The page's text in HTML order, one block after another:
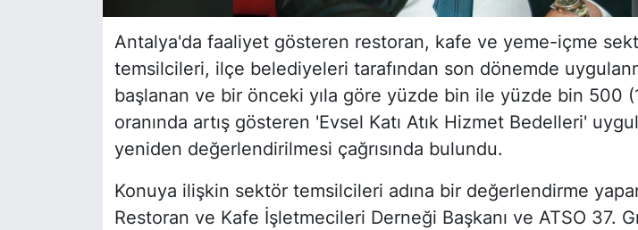
Antalya'da faaliyet gösteren restoran, kafe ve yeme-içme
temsilcileri, ilçe belediyeleri tarafından son dönemde
başlanan ve bir önceki yıla göre yüzde bin ile yüzde bin 500
oranında artış gösteren 'Evsel Katı Atık Hizmet Bedelleri'
yeniden değerlendirilmesi çağrısında bulundu.
Konuya ilişkin sektör temsilcileri adına bir değerlendirme
Restoran ve Kafe İşletmecileri Derneği Başkanı ve ATSO 37.